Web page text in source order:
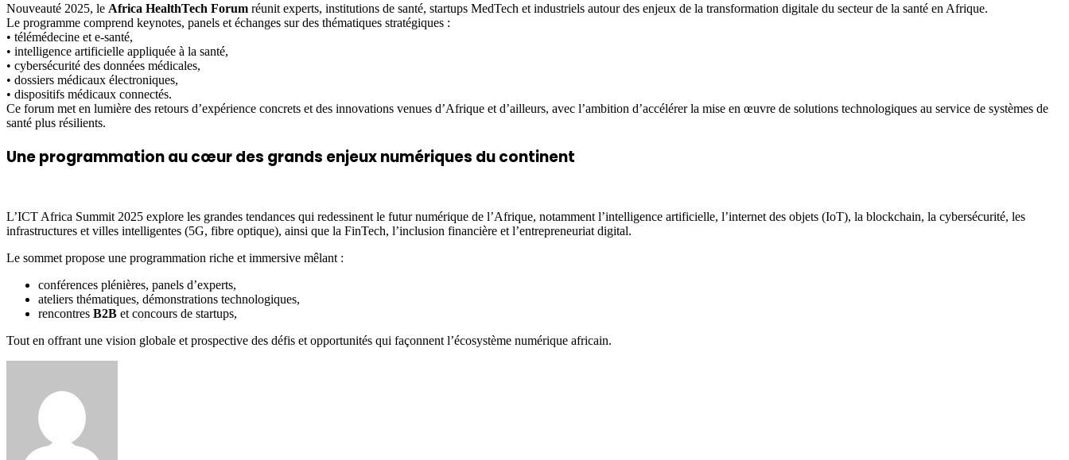
Nouveauté 2025, le Africa HealthTech Forum réunit experts, institutions de santé, startups MedTech et industriels autour des enjeux de la transformation digitale du secteur de la santé en Afrique.
Le programme comprend keynotes, panels et échanges sur des thématiques stratégiques :
• télémédecine et e-santé,
• intelligence artificielle appliquée à la santé,
• cybersécurité des données médicales,
• dossiers médicaux électroniques,
• dispositifs médicaux connectés.
Ce forum met en lumière des retours d’expérience concrets et des innovations venues d’Afrique et d’ailleurs, avec l’ambition d’accélérer la mise en œuvre de solutions technologiques au service de systèmes de
santé plus résilients.
Une programmation au cœur des grands enjeux numériques du continent
L’ICT Africa Summit 2025 explore les grandes tendances qui redessinent le futur numérique de l’Afrique, notamment l’intelligence artificielle, l’internet des objets (IoT), la blockchain, la cybersécurité, les
infrastructures et villes intelligentes (5G, fibre optique), ainsi que la FinTech, l’inclusion financière et l’entrepreneuriat digital.
Le sommet propose une programmation riche et immersive mêlant :
conférences plénières, panels d’experts,
ateliers thématiques, démonstrations technologiques,
rencontres B2B et concours de startups,
Tout en offrant une vision globale et prospective des défis et opportunités qui façonnent l’écosystème numérique africain.